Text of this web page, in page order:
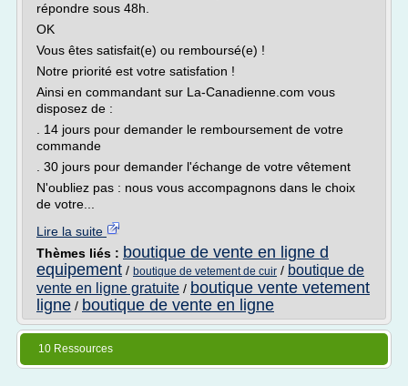
répondre sous 48h.
OK
Vous êtes satisfait(e) ou remboursé(e) !
Notre priorité est votre satisfation !
Ainsi en commandant sur La-Canadienne.com vous
disposez de :
. 14 jours pour demander le remboursement de votre
commande
. 30 jours pour demander l'échange de votre vêtement
N'oubliez pas : nous vous accompagnons dans le choix
de votre...
Lire la suite
Thèmes liés : boutique de vente en ligne d
equipement / boutique de vetement de cuir / boutique de
vente en ligne gratuite / boutique vente vetement
ligne / boutique de vente en ligne
10 Ressources